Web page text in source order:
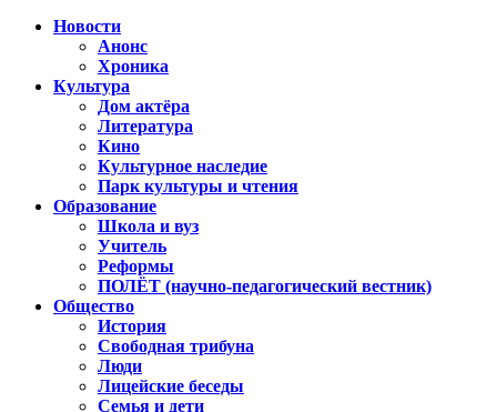
Новости
Анонс
Хроника
Культура
Дом актёра
Литература
Кино
Культурное наследие
Парк культуры и чтения
Образование
Школа и вуз
Учитель
Реформы
ПОЛЁТ (научно-педагогический вестник)
Общество
История
Свободная трибуна
Люди
Лицейские беседы
Семья и дети